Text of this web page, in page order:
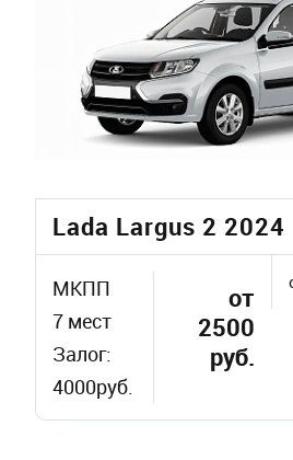
Lada Largus 2 2024
МКПП
7 мест
Залог:
4000руб.
от
2500
руб.